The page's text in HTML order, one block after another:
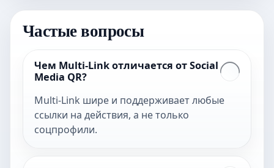
Частые вопросы
Чем Multi-Link отличается от Social
Media QR?
Multi-Link шире и поддерживает любые
ссылки на действия, а не только
соцпрофили.